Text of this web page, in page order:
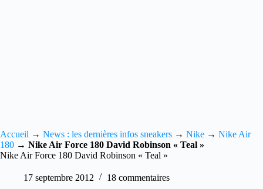
Accueil → News : les dernières infos sneakers → Nike → Nike Air
180 → Nike Air Force 180 David Robinson « Teal »
Nike Air Force 180 David Robinson « Teal »
17 septembre 2012 18 commentaires